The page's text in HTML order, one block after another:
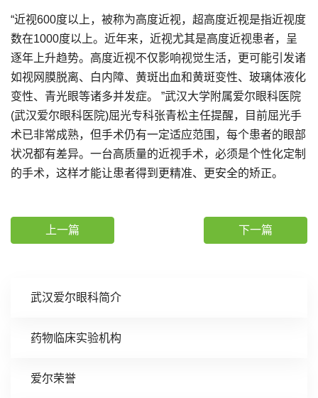
武汉爱尔眼科简介
药物临床实验机构
爱尔荣誉
“近视600度以上，被称为高度近视，超高度近视是指近视度
数在1000度以上。近年来，近视尤其是高度近视患者，呈
逐年上升趋势。高度近视不仅影响视觉生活，更可能引发诸
如视网膜脱离、白内障、黄斑出血和黄斑变性、玻璃体液化
变性、青光眼等诸多并发症。 ”武汉大学附属爱尔眼科医院
(武汉爱尔眼科医院)屈光专科张青松主任提醒，目前屈光手
术已非常成熟，但手术仍有一定适应范围，每个患者的眼部
状况都有差异。一台高质量的近视手术，必须是个性化定制
的手术，这样才能让患者得到更精准、更安全的矫正。
上一篇 下一篇